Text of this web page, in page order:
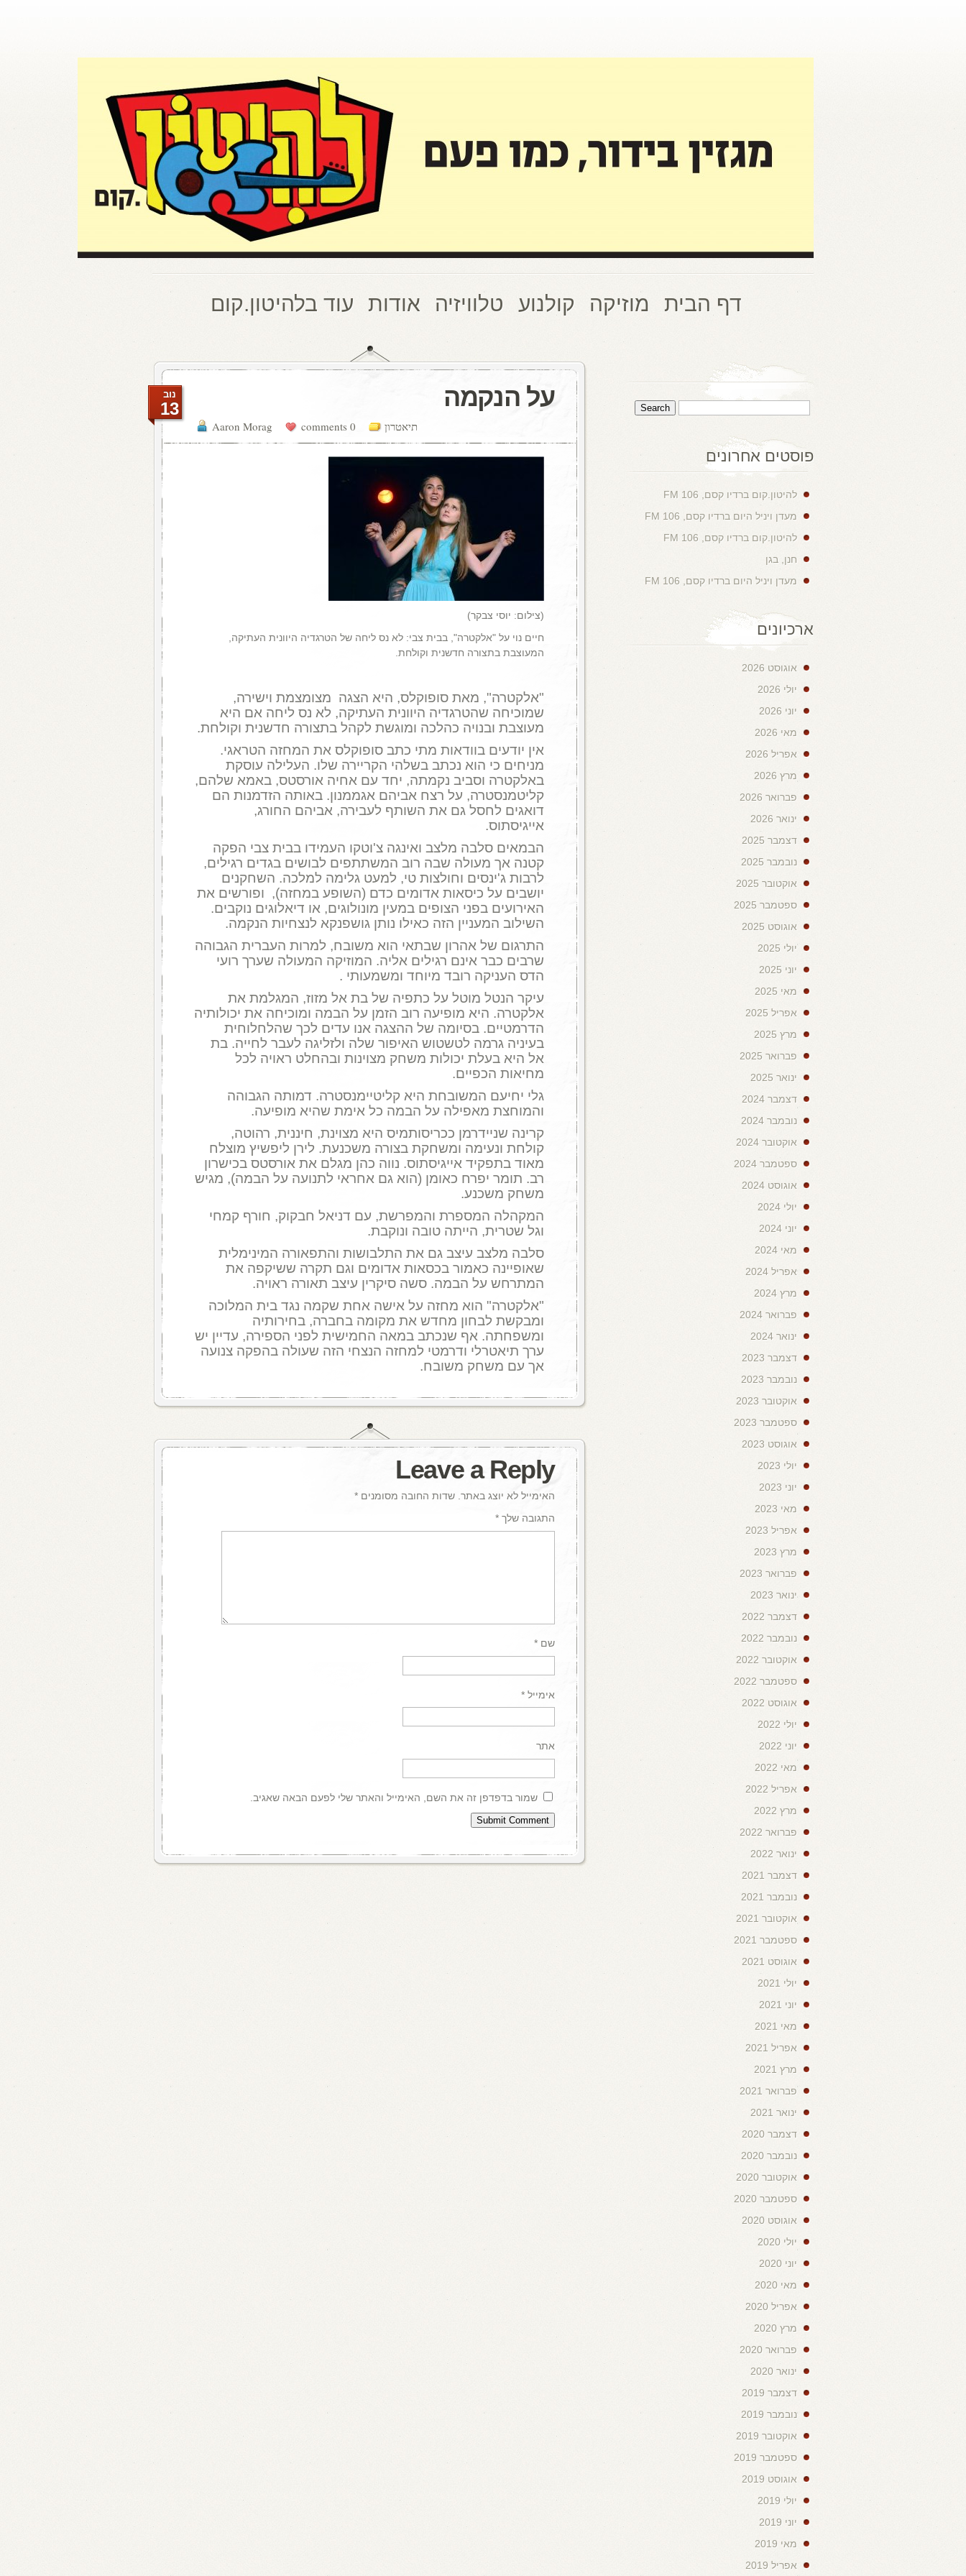
דף הבית מוזיקה קולנוע טלוויזיה אודות עוד בלהיטון.קום
על הנקמה
Aaron Morag 0 comments תיאטרון
נוב
13
(צילום: יוסי צבקר)
חיים נוי על "אלקטרה", בבית צבי: לא נס ליחה של הטרגדיה היוונית העתיקה,
המעוצבת בתצורה חדשנית וקולחת.
"אלקטרה", מאת סופוקלס, היא הצגה מצומצמת וישירה,
שמוכיחה שהטרגדיה היוונית העתיקה, לא נס ליחה אם היא
מעוצבת ובנויה כהלכה ומוגשת לקהל בתצורה חדשנית וקולחת.
אין יודעים בוודאות מתי כתב סופוקלס את המחזה הטראגי.
מניחים כי הוא נכתב בשלהי הקריירה שלו. העלילה עוסקת
באלקטרה וסביב נקמתה, יחד עם אחיה אורסטס, באמא שלהם,
קליטמנסטרה, על רצח אביהם אגממנון. באותה הזדמנות הם
דואגים לחסל גם את השותף לעבירה, אביהם החורג,
אייגיסתוס.
הבמאים סלבה מלצב ואינגה צ'וטקו העמידו בבית צבי הפקה
קטנה אך מעולה שבה רוב המשתתפים לבושים בגדים רגילים,
לרבות ג'ינסים וחולצות טי, למעט גלימה למלכה. השחקנים
יושבים על כיסאות אדומים כדם (השופע במחזה), ופורשים את
האירועים בפני הצופים במעין מונולוגים, או דיאלוגים נוקבים.
השילוב המעניין הזה כאילו נותן גושפנקא לנצחיות הנקמה.
התרגום של אהרון שבתאי הוא משובח, למרות העברית הגבוהה
שרבים כבר אינם רגילים אליה. המוזיקה המעולה שערך רועי
הדס העניקה רובד מיוחד ומשמעותי .
עיקר הנטל מוטל על כתפיה של בת אל מזוז, המגלמת את
אלקטרה. היא מופיעה רוב הזמן על הבמה ומוכיחה את יכולותיה
הדרמטיים. בסיומה של ההצגה אנו עדים לכך שהלחלוחית
בעיניה גרמה לטשטוש האיפור שלה ולזליגה לעבר לחייה. בת
אל היא בעלת יכולות משחק מצוינות ובהחלט ראויה לכל
מחיאות הכפיים.
גלי יחיעם המשובחת היא קליטיימנסטרה. דמותה הגבוהה
והמוחצת מאפילה על הבמה כל אימת שהיא מופיעה.
קרינה שניידרמן ככריסותמיס היא מצוינת, חיננית, רהוטה,
קולחת ונעימה ומשחקת בצורה משכנעת. לירן ליפשיץ מוצלח
מאוד בתפקיד אייגיסתוס. נווה כהן מגלם את אורסטס בכישרון
רב. תומר יפרח כאומן (הוא גם אחראי לתנועה על הבמה), מגיש
משחק משכנע.
המקהלה המספרת והמפרשת, עם דניאל חבקוק, חורף קמחי
וגל שטרית, הייתה טובה ונוקבת.
סלבה מלצב עיצב גם את התלבושות והתפאורה המינימלית
שאופיינה כאמור בכסאות אדומים וגם תקרה ששיקפה את
המתרחש על הבמה. סשה סיקרין עיצב תאורה ראויה.
"אלקטרה" הוא מחזה על אישה אחת שקמה נגד בית המלוכה
ומבקשת לבחון מחדש את מקומה בחברה, בחירותיה
ומשפחתה. אף שנכתב במאה החמישית לפני הספירה, עדיין יש
ערך תיאטרלי ודרמטי למחזה הנצחי הזה שעולה בהפקה צנועה
אך עם משחק משובח.
Leave a Reply
האימייל לא יוצג באתר. שדות החובה מסומנים *
התגובה שלך *
שם *
אימייל *
אתר
שמור בדפדפן זה את השם, האימייל והאתר שלי לפעם הבאה שאגיב.
פוסטים אחרונים
להיטון.קום ברדיו קסם, 106 FM
מעדן ויניל היום ברדיו קסם, 106 FM
להיטון.קום ברדיו קסם, 106 FM
חנן, בגן
מעדן ויניל היום ברדיו קסם, 106 FM
ארכיונים
אוגוסט 2026
יולי 2026
יוני 2026
מאי 2026
אפריל 2026
מרץ 2026
פברואר 2026
ינואר 2026
דצמבר 2025
נובמבר 2025
אוקטובר 2025
ספטמבר 2025
אוגוסט 2025
יולי 2025
יוני 2025
מאי 2025
אפריל 2025
מרץ 2025
פברואר 2025
ינואר 2025
דצמבר 2024
נובמבר 2024
אוקטובר 2024
ספטמבר 2024
אוגוסט 2024
יולי 2024
יוני 2024
מאי 2024
אפריל 2024
מרץ 2024
פברואר 2024
ינואר 2024
דצמבר 2023
נובמבר 2023
אוקטובר 2023
ספטמבר 2023
אוגוסט 2023
יולי 2023
יוני 2023
מאי 2023
אפריל 2023
מרץ 2023
פברואר 2023
ינואר 2023
דצמבר 2022
נובמבר 2022
אוקטובר 2022
ספטמבר 2022
אוגוסט 2022
יולי 2022
יוני 2022
מאי 2022
אפריל 2022
מרץ 2022
פברואר 2022
ינואר 2022
דצמבר 2021
נובמבר 2021
אוקטובר 2021
ספטמבר 2021
אוגוסט 2021
יולי 2021
יוני 2021
מאי 2021
אפריל 2021
מרץ 2021
פברואר 2021
ינואר 2021
דצמבר 2020
נובמבר 2020
אוקטובר 2020
ספטמבר 2020
אוגוסט 2020
יולי 2020
יוני 2020
מאי 2020
אפריל 2020
מרץ 2020
פברואר 2020
ינואר 2020
דצמבר 2019
נובמבר 2019
אוקטובר 2019
ספטמבר 2019
אוגוסט 2019
יולי 2019
יוני 2019
מאי 2019
אפריל 2019